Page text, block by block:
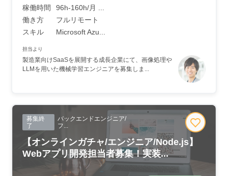
稼働時間
96h-160h/月 ...
働き方
フルリモート
スキル
Microsoft Azu...
担当より
製造業向けSaaSを展開する成長企業にて、画像処理や
LLMを用いた機械学習エンジニアを募集しま...
募集終
了
バックエンドエンジニア/
フ...
【オンラインガチャ/エンジニア/Node.js】
Webアプリ開発担当者募集！実装...